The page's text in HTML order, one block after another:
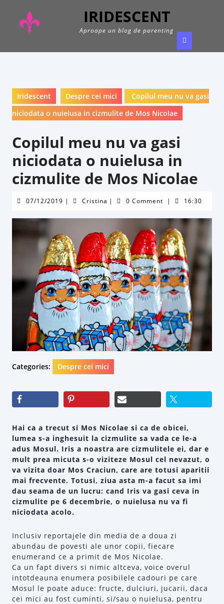
content
IRIDESCENT
Aproape un blog de parenting
Iridescent Despre cei mici
Copilul meu nu va gasi
niciodata o nuielusa in cizmulite de Mos Nicolae
Copilul meu nu va gasi
niciodata o nuielusa in
cizmulite de Mos Nicolae
07/12/2019 07/12/2019
| Cristina Cristina
| 0 Comment | 16:30
Categories: Despre cei mici
Hai ca a trecut si Mos Nicolae si ca de obicei,
lumea s-a inghesuit la cizmulite sa vada ce le-a
adus Mosul. Iris a noastra are cizmulitele ei, dar e
mult prea micuta s-o viziteze Mosul cel nevazut, o
va vizita doar Mos Craciun, care are totusi aparitii
mai frecvente. Totusi, ziua asta m-a facut sa imi
dau seama de un lucru: cand Iris va gasi ceva in
cizmulite pe 6 decembrie, o nuielusa nu va fi
niciodata acolo.
Inclusiv reportajele din media de a doua zi
abundau de povesti ale unor copii, fiecare
enumerand ce a primit de Mos Nicolae.
Ca un fapt divers si nimic altceva, voice overul
intotdeauna enumera posibilele cadouri pe care
Mosul le poate aduce: fructe, dulciuri, jucarii, daca
cei mici au fost cuminti, si/sau o nuielusa, pentru